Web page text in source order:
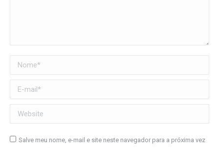
Nome *
E-mail *
Website
Salve meu nome, e-mail e site neste navegador para a próxima vez